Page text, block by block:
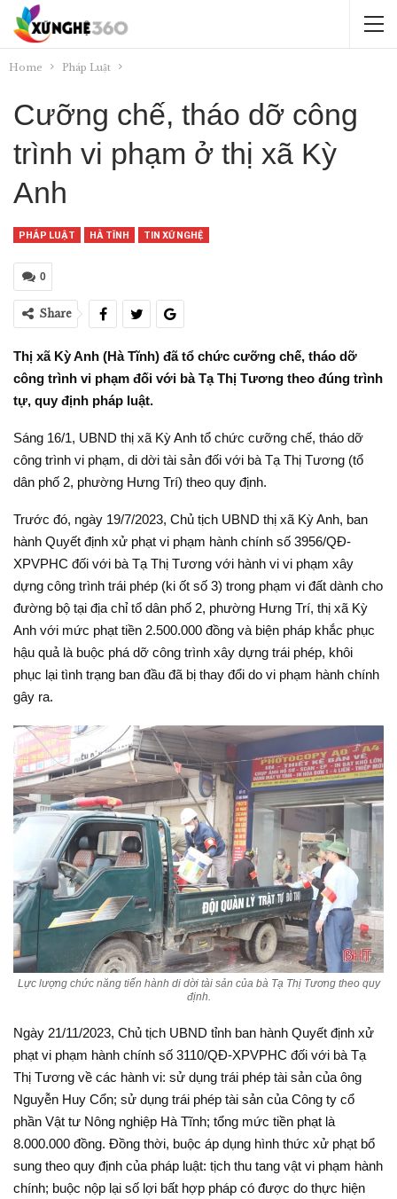
Home Pháp Luật
Cưỡng chế, tháo dỡ công
trình vi phạm ở thị xã Kỳ
Anh
PHÁP LUẬT HÀ TĨNH TIN XỨ NGHỆ
0
Share
Thị xã Kỳ Anh (Hà Tĩnh) đã tổ chức cưỡng chế, tháo dỡ
công trình vi phạm đối với bà Tạ Thị Tương theo đúng trình
tự, quy định pháp luật.
Sáng 16/1, UBND thị xã Kỳ Anh tổ chức cưỡng chế, tháo dỡ
công trình vi phạm, di dời tài sản đối với bà Tạ Thị Tương (tổ
dân phố 2, phường Hưng Trí) theo quy định.
Trước đó, ngày 19/7/2023, Chủ tịch UBND thị xã Kỳ Anh, ban
hành Quyết định xử phạt vi phạm hành chính số 3956/QĐ-
XPVPHC đối với bà Tạ Thị Tương với hành vi vi phạm xây
dựng công trình trái phép (ki ốt số 3) trong phạm vi đất dành cho
đường bộ tại địa chỉ tổ dân phố 2, phường Hưng Trí, thị xã Kỳ
Anh với mức phạt tiền 2.500.000 đồng và biện pháp khắc phục
hậu quả là buộc phá dỡ công trình xây dựng trái phép, khôi
phục lại tình trạng ban đầu đã bị thay đổi do vi phạm hành chính
gây ra.
Lực lượng chức năng tiến hành di dời tài sản của bà Tạ Thị Tương theo quy
định.
Ngày 21/11/2023, Chủ tịch UBND tỉnh ban hành Quyết định xử
phạt vi phạm hành chính số 3110/QĐ-XPVPHC đối với bà Tạ
Thị Tương về các hành vi: sử dụng trái phép tài sản của ông
Nguyễn Huy Cổn; sử dụng trái phép tài sản của Công ty cổ
phần Vật tư Nông nghiệp Hà Tĩnh; tổng mức tiền phạt là
8.000.000 đồng. Đồng thời, buộc áp dụng hình thức xử phạt bổ
sung theo quy định của pháp luật: tịch thu tang vật vi phạm hành
chính; buộc nộp lại số lợi bất hợp pháp có được do thực hiện